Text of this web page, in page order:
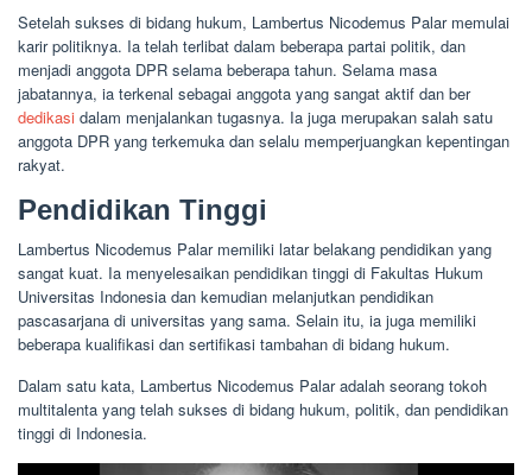
Setelah sukses di bidang hukum, Lambertus Nicodemus Palar memulai
karir politiknya. Ia telah terlibat dalam beberapa partai politik, dan
menjadi anggota DPR selama beberapa tahun. Selama masa
jabatannya, ia terkenal sebagai anggota yang sangat aktif dan ber
dedikasi dalam menjalankan tugasnya. Ia juga merupakan salah satu
anggota DPR yang terkemuka dan selalu memperjuangkan kepentingan
rakyat.
Pendidikan Tinggi
Lambertus Nicodemus Palar memiliki latar belakang pendidikan yang
sangat kuat. Ia menyelesaikan pendidikan tinggi di Fakultas Hukum
Universitas Indonesia dan kemudian melanjutkan pendidikan
pascasarjana di universitas yang sama. Selain itu, ia juga memiliki
beberapa kualifikasi dan sertifikasi tambahan di bidang hukum.
Dalam satu kata, Lambertus Nicodemus Palar adalah seorang tokoh
multitalenta yang telah sukses di bidang hukum, politik, dan pendidikan
tinggi di Indonesia.